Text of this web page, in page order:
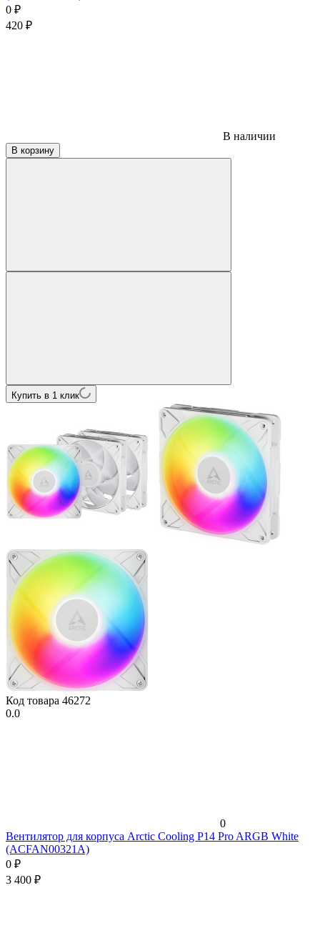
0 ₽
420 ₽
В наличии
В корзину
Купить в 1 клик
Код товара 46272
0.0
0
Вентилятор для корпуса Arctic Cooling P14 Pro ARGB White
(ACFAN00321A)
0 ₽
3 400 ₽